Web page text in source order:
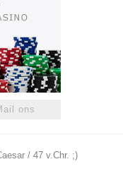
ons
/ 47 v.Chr. ;)